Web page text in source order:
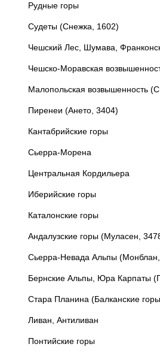
Рудные горы
Судеты (Снежка, 1602)
Чешский Лес, Шумава,
Чешско-Моравская
Малопольская возвышенность
Пиренеи (Ането, 3404)
Кантабрийские горы
Сьерра-Морена
Центральная Кордильера
Иберийские горы
Каталонские горы
Андалузские горы (Муласен,
Сьерра-Невада Альпы
Бернские Альпы, Юра Карпаты
Стара Планина (Балканские
Ливан, Антиливан
Понтийские горы